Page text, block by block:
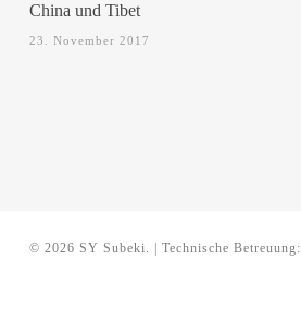
China und Tibet
23. November 2017
© 2026 SY Subeki. | Technische Betreuung: